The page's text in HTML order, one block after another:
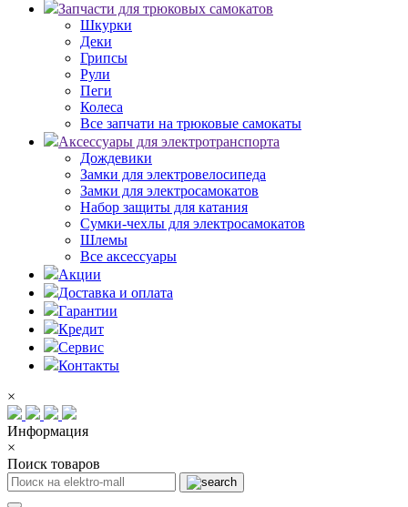
Запчасти для трюковых самокатов
Шкурки
Деки
Грипсы
Рули
Пеги
Колеса
Все запчати на трюковые самокаты
Аксессуары для электротранспорта
Дождевики
Замки для электровелосипеда
Замки для электросамокатов
Набор защиты для катания
Сумки-чехлы для электросамокатов
Шлемы
Все аксессуары
Акции
Доставка и оплата
Гарантии
Кредит
Сервис
Контакты
×
Информация
×
Поиск товаров